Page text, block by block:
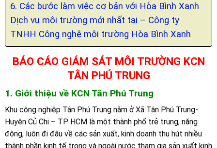
6. Các bước làm việc cơ bản với Hòa Bình Xanh
Dịch vụ môi trường mới nhất tại – Công ty
TNHH Công nghệ môi trường Hòa Bình Xanh
BÁO CÁO GIÁM SÁT MÔI TRƯỜNG KCN
TÂN PHÚ TRUNG
1. Giới thiệu về KCN Tân Phú Trung
Khu công nghiệp Tân Phú Trung nằm ở Xã Tân Phú Trung-
Huyện Củ Chi – TP HCM là một thành phố trẻ trung, năng
động, luôn đi đâu về các sản xuất, kinh doanh thu hút nhiều
thành phần kinh tế trong và ngoài nước tham gia sản xuất kinh